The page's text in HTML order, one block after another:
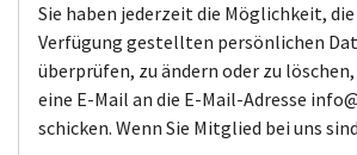
Sie haben jederzeit die Möglichkeit,
Verfügung gestellten persönlichen
überprüfen, zu ändern oder zu löschen,
eine E-Mail an die E-Mail-Adresse
schicken. Wenn Sie Mitglied bei uns